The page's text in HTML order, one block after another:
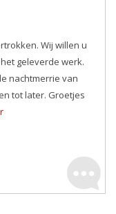
Wij willen u
geleverde werk.
nachtmerrie van
tot later. Groetjes